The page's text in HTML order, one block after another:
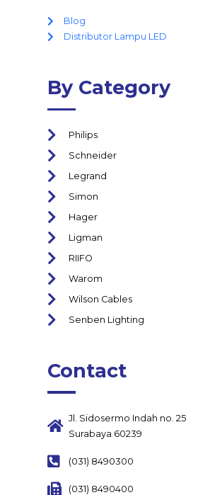
Blog
Distributor Lampu LED
By Category
Philips
Schneider
Legrand
Simon
Hager
Ligman
RIIFO
Warom
Wilson Cables
Senben Lighting
Contact
Jl. Sidosermo Indah no. 25
Surabaya 60239
(031) 8490300
(031) 8490400